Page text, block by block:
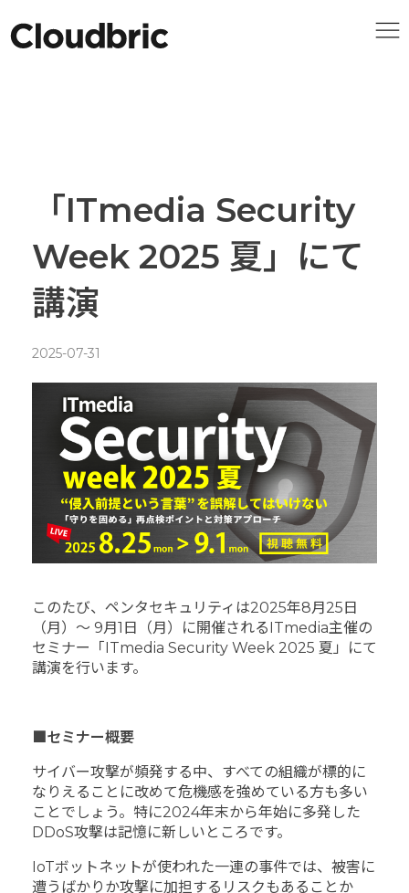
「ITmedia Security
Week 2025 夏」にて
講演
2025-07-31
このたび、ペンタセキュリティは2025年8月25日
（月）～ 9月1日（月）に開催されるITmedia主催の
セミナー「ITmedia Security Week 2025 夏」にて
講演を行います。
■セミナー概要
サイバー攻撃が頻発する中、すべての組織が標的に
なりえることに改めて危機感を強めている方も多い
ことでしょう。特に2024年末から年始に多発した
DDoS攻撃は記憶に新しいところです。
IoTボットネットが使われた一連の事件では、被害に
遭うばかりか攻撃に加担するリスクもあることか